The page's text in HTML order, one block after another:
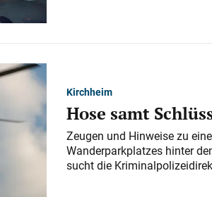
Kirchheim
Hose samt
Zeugen und Hinweise zu
Wanderparkplatzes hinter
sucht die